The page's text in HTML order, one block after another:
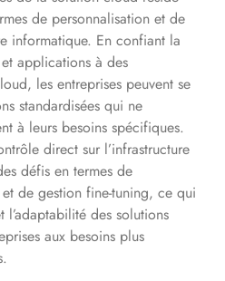
de personnalisation et de
informatique. En confiant la
applications à des
les entreprises peuvent se
standardisées qui ne
à leurs besoins spécifiques.
direct sur l’infrastructure
défis en termes de
de gestion fine-tuning, ce qui
des solutions
aux besoins plus